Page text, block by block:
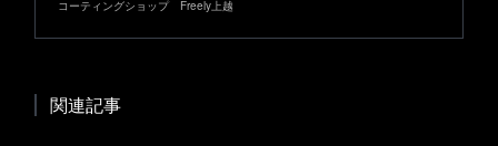
コーティングショップ Freely上越
関連記事